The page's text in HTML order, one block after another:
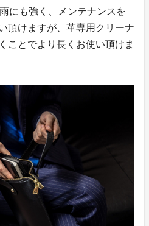
にも強く、メンテナンスを
頂けますが、革専用クリーナ
ことでより長くお使い頂けま